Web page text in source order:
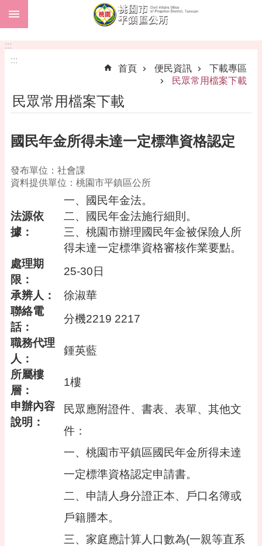
跳到主要內容區塊
階
搜
本
區
訊
息
告
便
民
資
訊
機
關
通
訊
錄
相
關
:::
:::
首頁
便民資訊
下載專區
民眾常用檔案下載
民眾常用檔案下載
國民年金所得未達一定標準資格認定
發布單位：社會課
資料提供單位：桃園市平鎮區公所
法源依
據：
一、國民年金法。
二、國民年金法施行細則。
三、桃園市辦理國民年金被保險人所
得未達一定標準資格審核作業要點。
處理期
限：
25-30日
承辨人：
徐淑華
聯絡電
話：
分機2219 2217
職務代理
人：
鍾英藍
所屬樓
層：
1樓
申辦內容
說明：
民眾應附證件、書表、表單、其他文
件：
一、桃園市平鎮區國民年金所得未達
一定標準資格認定申請書。
二、申請人身分證正本、戶口名簿或
戶籍謄本。
三、家庭應計算人口數為(一親等直系